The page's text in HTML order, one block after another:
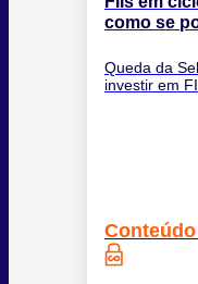
como se
Queda da
investir em